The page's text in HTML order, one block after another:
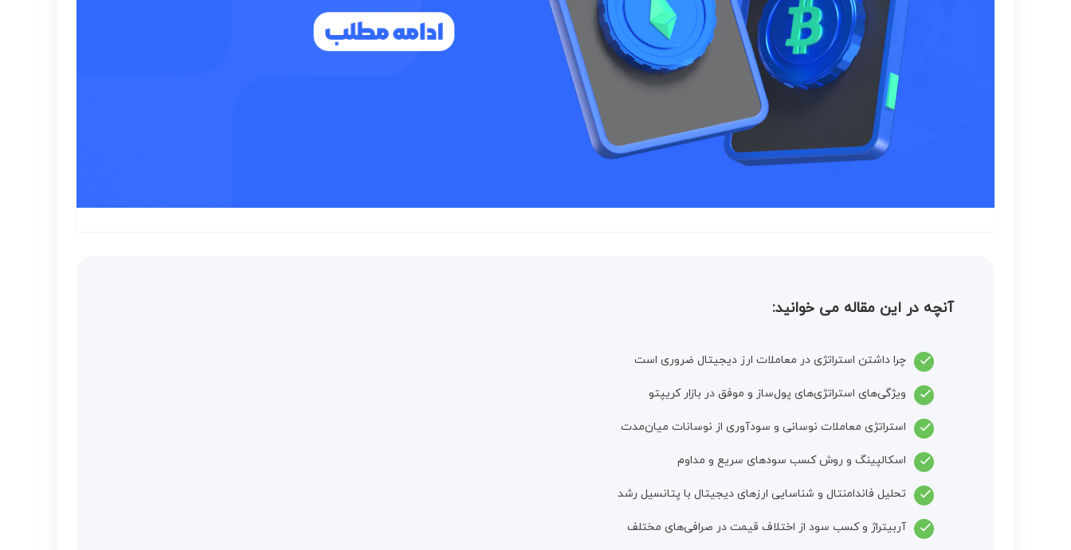
آنچه در این مقاله می خوانید:
چرا داشتن استراتژی در معاملات ارز دیجیتال ضروری است
ویژگی‌های استراتژی‌های پول‌ساز و موفق در بازار کریپتو
استراتژی معاملات نوسانی و سودآوری از نوسانات میان‌مدت
اسکالپینگ و روش کسب سودهای سریع و مداوم
تحلیل فاندامنتال و شناسایی ارزهای دیجیتال با پتانسیل رشد
آربیتراژ و کسب سود از اختلاف قیمت در صرافی‌های مختلف